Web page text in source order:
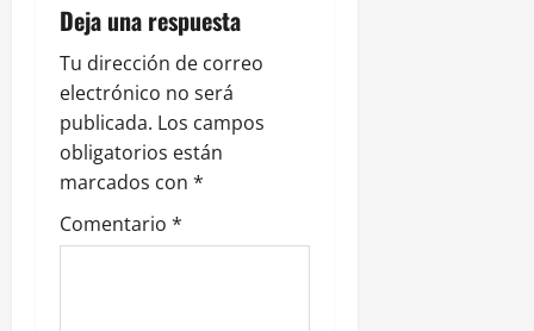
ó
n
d
e
e
Deja una respuesta
Tu dirección de correo
electrónico no será
publicada. Los campos
obligatorios están
marcados con *
Comentario *